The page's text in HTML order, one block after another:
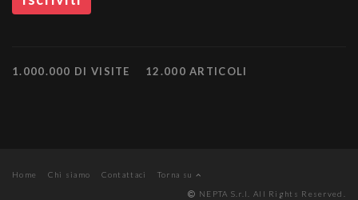
1.000.000 DI VISITE 12.000 ARTICOLI
Home Chi siamo Contattaci
Torna su
NEPTA S.r.l. All Rights Reserved.